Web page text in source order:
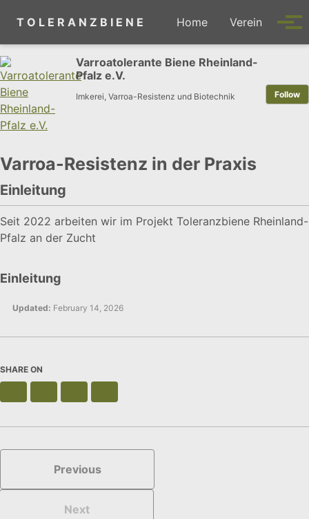
T O L E R A N Z B I E N E
Home Verein
Varroatolerante Biene Rheinland-
Pfalz e.V.
Imkerei, Varroa-Resistenz und Biotechnik Follow
Varroa-Resistenz in der Praxis
Einleitung
Seit 2022 arbeiten wir im Projekt Toleranzbiene Rheinland-
Pfalz an der Zucht
Einleitung
Updated: February 14, 2026
SHARE ON
Previous
Next